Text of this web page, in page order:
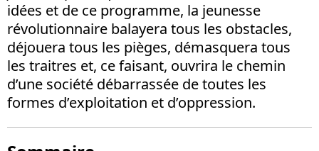
idées et de ce programme, la jeunesse
révolutionnaire balayera tous les obstacles,
déjouera tous les pièges, démasquera tous
les traitres et, ce faisant, ouvrira le chemin
d’une société débarrassée de toutes les
formes d’exploitation et d’oppression.